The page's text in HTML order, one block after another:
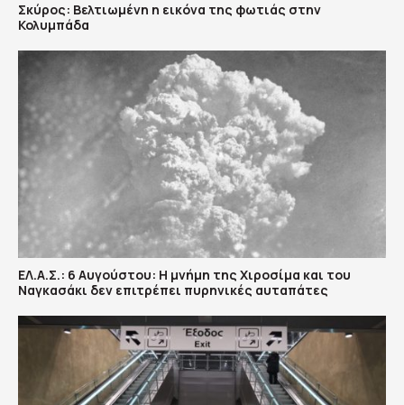
Σκύρος: Βελτιωμένη η εικόνα της φωτιάς στην
Κολυμπάδα
ΕΛ.Α.Σ.: 6 Αυγούστου: Η μνήμη της Χιροσίμα και του
Ναγκασάκι δεν επιτρέπει πυρηνικές αυταπάτες